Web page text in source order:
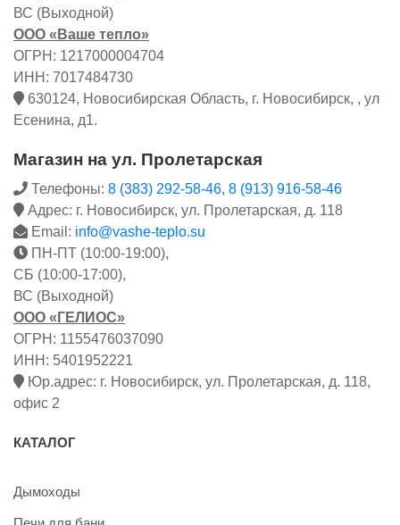
ВС (Выходной)
ООО «Ваше тепло»
ОГРН: 1217000004704
ИНН: 7017484730
630124, Новосибирская Область, г. Новосибирск, , ул
Есенина, д1.
Магазин на ул. Пролетарская
Телефоны: 8 (383) 292-58-46, 8 (913) 916-58-46
Адрес: г. Новосибирск, ул. Пролетарская, д. 118
Email: info@vashe-teplo.su
ПН-ПТ (10:00-19:00),
СБ (10:00-17:00),
ВС (Выходной)
ООО «ГЕЛИОС»
ОГРН: 1155476037090
ИНН: 5401952221
Юр.адрес: г. Новосибирск, ул. Пролетарская, д. 118,
офис 2
КАТАЛОГ
Дымоходы